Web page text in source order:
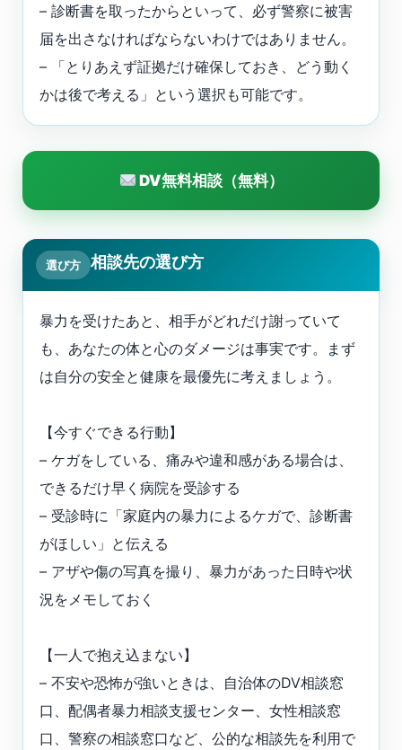
– 診断書を取ったからといって、必ず警察に被害
届を出さなければならないわけではありません。
– 「とりあえず証拠だけ確保しておき、どう動く
かは後で考える」という選択も可能です。
DV無料相談（無料）
選び方 相談先の選び方
暴力を受けたあと、相手がどれだけ謝っていて
も、あなたの体と心のダメージは事実です。まず
は自分の安全と健康を最優先に考えましょう。
【今すぐできる行動】
– ケガをしている、痛みや違和感がある場合は、
できるだけ早く病院を受診する
– 受診時に「家庭内の暴力によるケガで、診断書
がほしい」と伝える
– アザや傷の写真を撮り、暴力があった日時や状
況をメモしておく
【一人で抱え込まない】
– 不安や恐怖が強いときは、自治体のDV相談窓
口、配偶者暴力相談支援センター、女性相談窓
口、警察の相談窓口など、公的な相談先を利用で